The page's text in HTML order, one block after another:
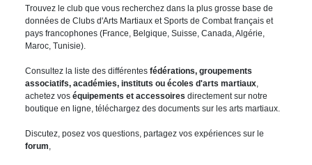
Trouvez le club que vous recherchez dans la plus grosse base de
données de Clubs d'Arts Martiaux et Sports de Combat français et
pays francophones (France, Belgique, Suisse, Canada, Algérie,
Maroc, Tunisie).
Consultez la liste des différentes fédérations, groupements
associatifs, académies, instituts ou écoles d'arts martiaux,
achetez vos équipements et accessoires directement sur notre
boutique en ligne, téléchargez des documents sur les arts martiaux.
Discutez, posez vos questions, partagez vos expériences sur le
forum,